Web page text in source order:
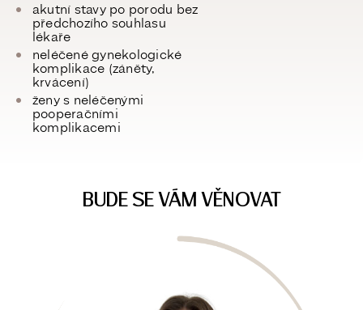
akutní stavy po porodu bez
předchozího souhlasu
lékaře
neléčené gynekologické
komplikace (záněty,
krvácení)
ženy s neléčenými
pooperačními
komplikacemi
BUDE SE VÁM VĚNOVAT